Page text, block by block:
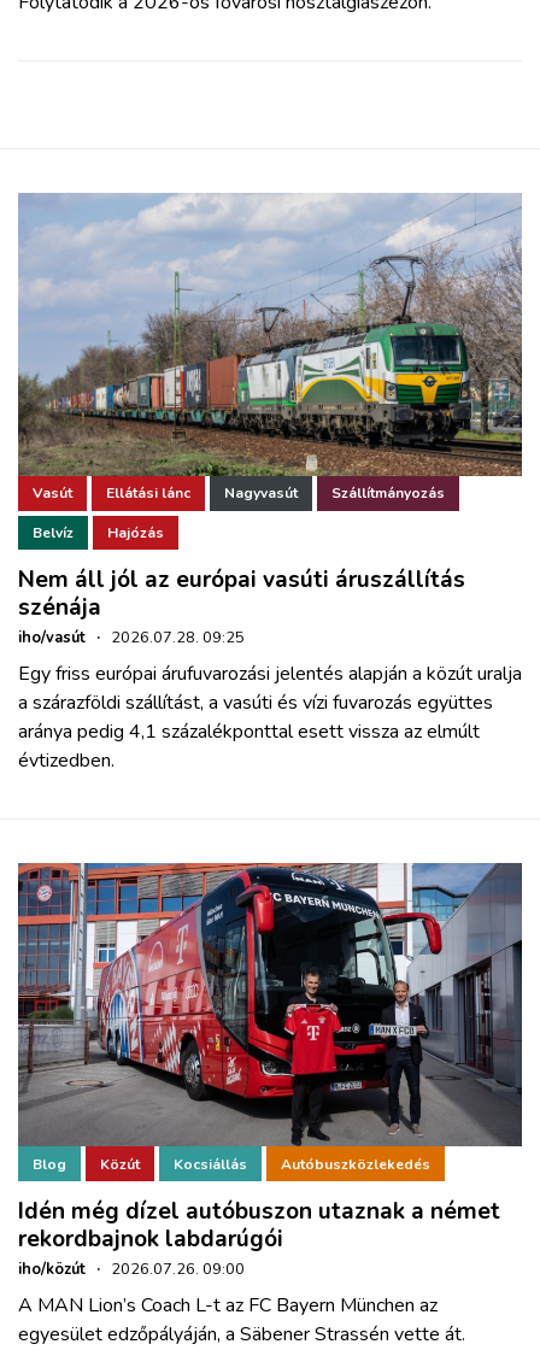
Vasút Ellátási lánc Nagyvasút Szállítmányozás
Belvíz Hajózás
Nem áll jól az európai vasúti áruszállítás
szénája
iho/vasút · 2026.07.28. 09:25
Egy friss európai árufuvarozási jelentés alapján a közút uralja
a szárazföldi szállítást, a vasúti és vízi fuvarozás együttes
aránya pedig 4,1 százalékponttal esett vissza az elmúlt
évtizedben.
Blog Közút Kocsiállás Autóbuszközlekedés
Idén még dízel autóbuszon utaznak a német
rekordbajnok labdarúgói
iho/közút · 2026.07.26. 09:00
A MAN Lion’s Coach L-t az FC Bayern München az
egyesület edzőpályáján, a Säbener Strassén vette át.